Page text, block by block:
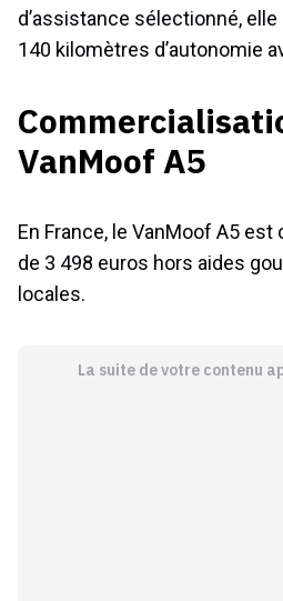
d’assistance sélectionné,
140 kilomètres d’autonomie
VanMoof A5
En France, le VanMoof A5
de 3 498 euros hors aides
locales.
La suite de votre contenu